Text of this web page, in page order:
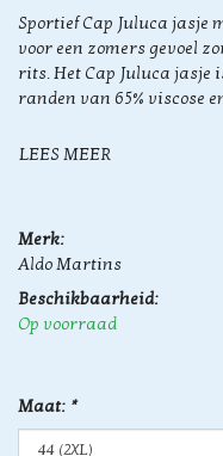
Sportief Cap Juluca jasje
voor een zomers gevoel
rits. Het Cap Juluca jasje
randen van 65% viscose
LEES MEER
Merk:
Aldo Martins
Beschikbaarheid:
Op voorraad
Maat: *